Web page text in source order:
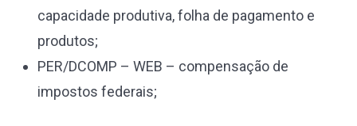
capacidade produtiva, folha de pagamento e
produtos;
PER/DCOMP – WEB – compensação de
impostos federais;